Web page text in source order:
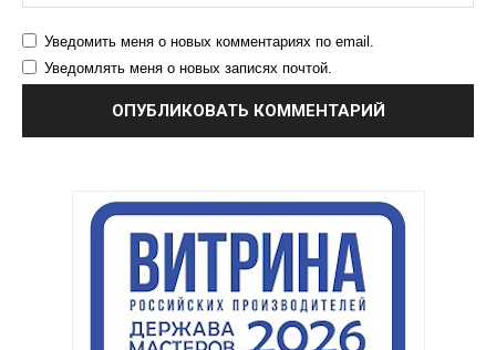
Уведомить меня о новых комментариях по email.
Уведомлять меня о новых записях почтой.